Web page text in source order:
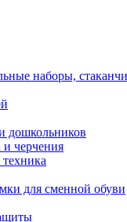
наборы,
дошкольников
черчения
для сменной обуви